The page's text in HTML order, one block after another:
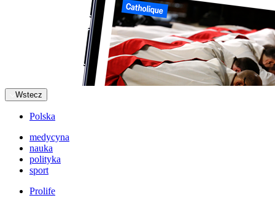
Wstecz
Polska
medycyna
nauka
polityka
sport
Prolife